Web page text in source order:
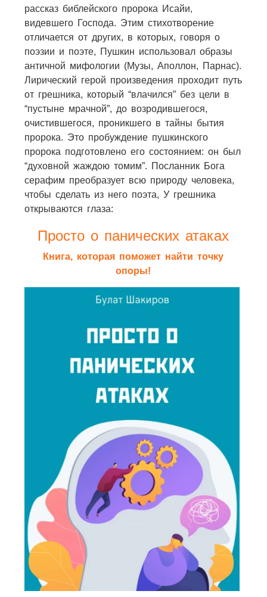
рассказ библейского пророка Исайи,
видевшего Господа. Этим стихотворение
отличается от других, в которых, говоря о
поэзии и поэте, Пушкин использовал образы
античной мифологии (Музы, Аполлон, Парнас).
Лирический герой произведения проходит путь
от грешника, который “влачился” без цели в
“пустыне мрачной”, до возродившегося,
очистившегося, проникшего в тайны бытия
пророка. Это пробуждение пушкинского
пророка подготовлено его состоянием: он был
“духовной жаждою томим”. Посланник Бога
серафим преобразует всю природу человека,
чтобы сделать из него поэта, У грешника
открываются глаза:
Просто о панических атаках
Книга, которая поможет найти точку
опоры!